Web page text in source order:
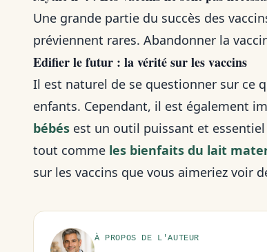
Une grande partie du succès des
préviennent rares. Abandonner la
Edifier le futur : la vérité sur les vaccins
Il est naturel de se questionner sur ce
enfants. Cependant, il est également
bébés est un outil puissant et
tout comme les bienfaits du lait
sur les vaccins que vous aimeriez voir
À PROPOS DE L'AUTEUR